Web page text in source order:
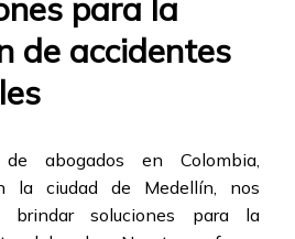
para la
de accidentes
abogados en Colombia,
la ciudad de Medellín, nos
brindar soluciones para la